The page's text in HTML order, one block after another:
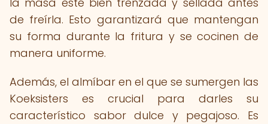
de freírla. Esto garantizará que mantengan
su forma durante la fritura y se cocinen de
manera uniforme.
Además, el almíbar en el que se sumergen las
Koeksisters es crucial para darles su
característico sabor dulce y pegajoso. Es